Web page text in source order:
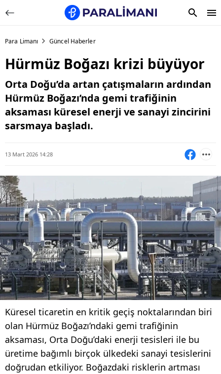
Para Limanı Güncel Haberler
Hürmüz Boğazı krizi büyüyor
Orta Doğu’da artan çatışmaların ardından
Hürmüz Boğazı’nda gemi trafiğinin
aksaması küresel enerji ve sanayi zincirini
sarsmaya başladı.
13 Mart 2026 14:28
Küresel ticaretin en kritik geçiş noktalarından biri
olan Hürmüz Boğazı’ndaki gemi trafiğinin
aksaması, Orta Doğu’daki enerji tesisleri ile bu
üretime bağımlı birçok ülkedeki sanayi tesislerini
doğrudan etkiliyor. Boğazdaki risklerin artması